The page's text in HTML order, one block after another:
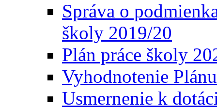
Správa o
školy 2019/20
Plán práce školy
Vyhodnotenie
Usmernenie k